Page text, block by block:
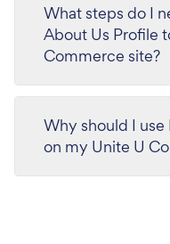
What steps do I
About Us Profile
Commerce site?
Why should I
on my Unite U